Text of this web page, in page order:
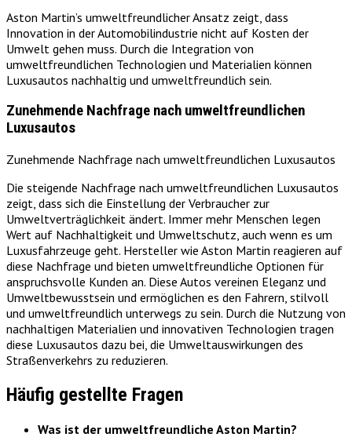
Aston Martin’s umweltfreundlicher Ansatz zeigt, dass
Innovation in der Automobilindustrie nicht auf Kosten der
Umwelt gehen muss. Durch die Integration von
umweltfreundlichen Technologien und Materialien können
Luxusautos nachhaltig und umweltfreundlich sein.
Zunehmende Nachfrage nach umweltfreundlichen
Luxusautos
Zunehmende Nachfrage nach umweltfreundlichen Luxusautos
Die steigende Nachfrage nach umweltfreundlichen Luxusautos
zeigt, dass sich die Einstellung der Verbraucher zur
Umweltverträglichkeit ändert. Immer mehr Menschen legen
Wert auf Nachhaltigkeit und Umweltschutz, auch wenn es um
Luxusfahrzeuge geht. Hersteller wie Aston Martin reagieren auf
diese Nachfrage und bieten umweltfreundliche Optionen für
anspruchsvolle Kunden an. Diese Autos vereinen Eleganz und
Umweltbewusstsein und ermöglichen es den Fahrern, stilvoll
und umweltfreundlich unterwegs zu sein. Durch die Nutzung von
nachhaltigen Materialien und innovativen Technologien tragen
diese Luxusautos dazu bei, die Umweltauswirkungen des
Straßenverkehrs zu reduzieren.
Häufig gestellte Fragen
Was ist der umweltfreundliche Aston Martin?